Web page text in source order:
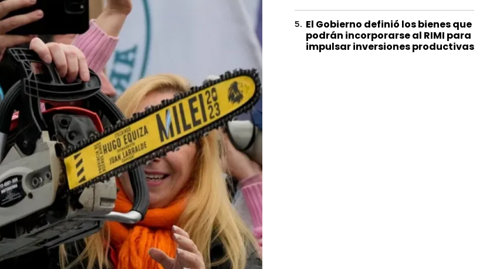
5. El Gobierno definió los bienes que
podrán incorporarse al RIMI para
impulsar inversiones productivas